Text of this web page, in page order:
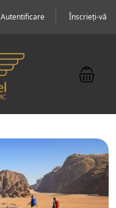
Autentificare Înscrieți-vă